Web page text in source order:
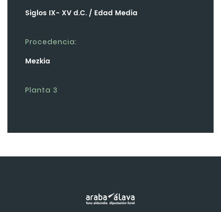
Siglos IX- XV d.C. / Edad Media
Procedencia:
Mezkia
Planta 3